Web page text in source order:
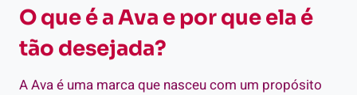
O que é a Ava e por que ela é
tão desejada?
A Ava é uma marca que nasceu com um propósito